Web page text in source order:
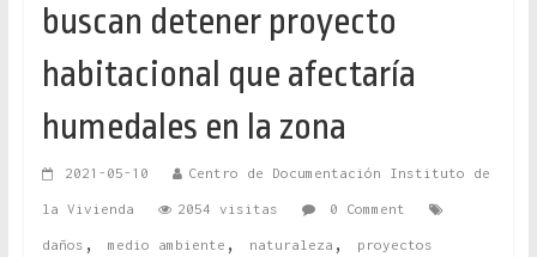
buscan detener proyecto
habitacional que afectaría
humedales en la zona
2021-05-10 Centro de Documentación Instituto de
la Vivienda 2054 visitas 0 Comment
daños , medio ambiente , naturaleza , proyectos